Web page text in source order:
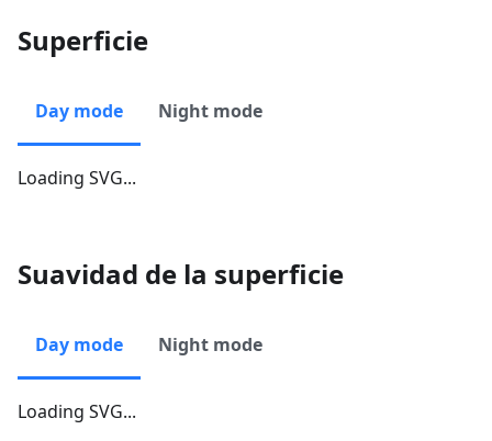
Superficie
Day mode Night mode
Loading SVG...
Suavidad de la superficie
Day mode Night mode
Loading SVG...